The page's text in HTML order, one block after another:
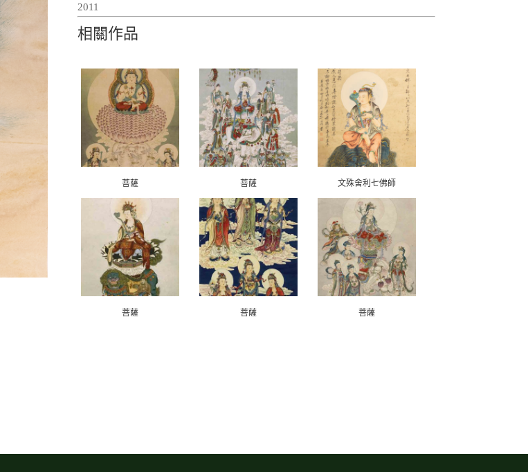
2011
相關作品
菩薩 菩薩 文殊舍利七佛師
菩薩 菩薩 菩薩